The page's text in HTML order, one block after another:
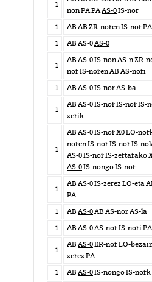
1
non PA PAAS-0IS-nor
1
AB AB ZR-noren IS-nor
1
AB AS-0AS-0
1
AB AS-0 IS-nonAS-nZR-
nor IS-noren AB AS-nori
1
AB AS-0 IS-norAS-ba
1
AB AS-0 IS-nor IS-nor IS-
zerik
1
AB AS-0 IS-nor X0 LO-
noren IS-nor IS-nor IS-
AS-0 IS-nor IS-zertarako
AS-0IS-nongo IS-nor
1
AB AS-0 IS-zerez LO-eta
PA
1
AB AS-0AB AS-nor AS-la
1
AB AS-0AS-nor IS-nori PA
1
AB AS-0ER-nor LO-
zerez PA
1
AB AS-0IS-nongo IS-nork